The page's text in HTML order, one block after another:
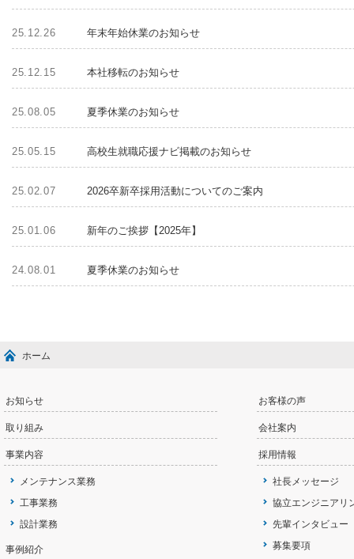
25.12.26 年末年始休業のお知らせ
25.12.15 本社移転のお知らせ
25.08.05 夏季休業のお知らせ
25.05.15 高校生就職応援ナビ掲載のお知らせ
25.02.07 2026卒新卒採用活動についてのご案内
25.01.06 新年のご挨拶【2025年】
24.08.01 夏季休業のお知らせ
ホーム
お知らせ
取り組み
事業内容
メンテナンス業務
工事業務
設計業務
事例紹介
お客様の声
会社案内
採用情報
社長メッセージ
協立エンジニアリ
先輩インタビュー
募集要項